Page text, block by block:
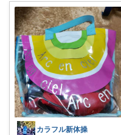
カラフル新体操